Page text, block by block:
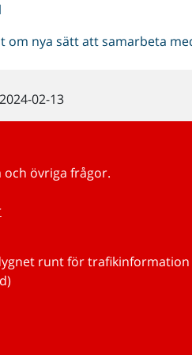
om nya sätt att samarbeta
02-13
och övriga frågor.
runt för